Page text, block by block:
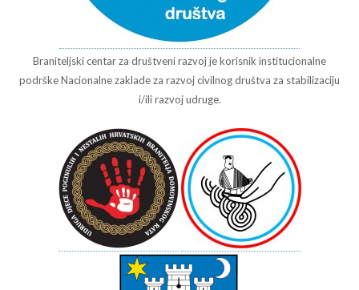
Braniteljski centar za društveni razvoj je korisnik institucionalne
podrške Nacionalne zaklade za razvoj civilnog društva za stabilizaciju
i/ili razvoj udruge.